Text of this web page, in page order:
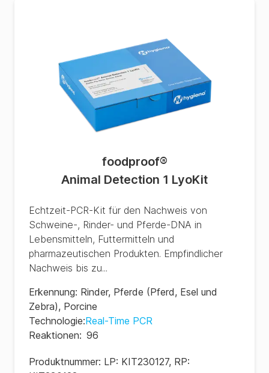
foodproof®
Animal Detection 1 LyoKit
Echtzeit-PCR-Kit für den Nachweis von
Schweine-, Rinder- und Pferde-DNA in
Lebensmitteln, Futtermitteln und
pharmazeutischen Produkten. Empfindlicher
Nachweis bis zu...
Erkennung: Rinder, Pferde (Pferd, Esel und
Zebra), Porcine
Technologie:Real-Time PCR
Reaktionen: 96
Produktnummer: LP: KIT230127, RP: